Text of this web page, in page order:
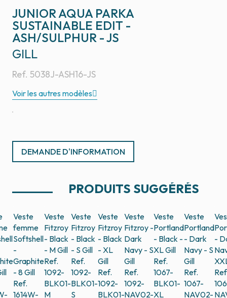
JUNIOR AQUA PARKA
SUSTAINABLE EDIT -
ASH/SULPHUR - JS
Ref. 5038J-ASH16-JS
GILL
DEMANDE D'INFORMATION
Voir les autres modèles
PRODUITS SUGGÉRÉS
Veste
femme
Softshell
-
Graphite
- 8Gill
Ref.
1614W-
Veste
Fitzroy
- Black
- MGill
Ref.
1092-
BLK01-
M
Veste
Fitzroy
- Black
- S Gill
Ref.
1092-
BLK01-
S
Veste
Fitzroy
- Black
- XL
Gill
Ref.
1092-
BLK01-
Veste
Fitzroy -
Dark
Navy - S
Gill
Ref.
1092-
NAV02-
Veste
Portland
- Black -
XLGill
Ref.
1067-
BLK01-
XL
Veste
Portland
- Dark
Navy - S
Gill
Ref.
1067-
NAV02-
-